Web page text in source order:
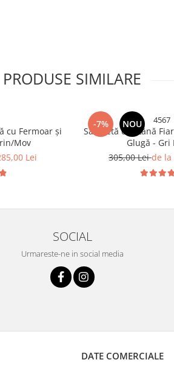
PRODUSE SIMILARE
cu Fermoar și
Mov
Lei
-7% NOU 4567
Salopetă din Lână
Glugă - Gri
305,00 Leide la
SOCIAL
Urmareste-ne in social media
DATE COMERCIALE